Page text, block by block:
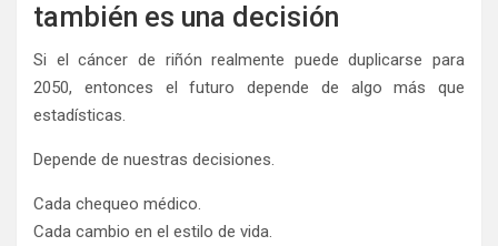
también es una decisión
Si el cáncer de riñón realmente puede duplicarse para
2050, entonces el futuro depende de algo más que
estadísticas.
Depende de nuestras decisiones.
Cada chequeo médico.
Cada cambio en el estilo de vida.